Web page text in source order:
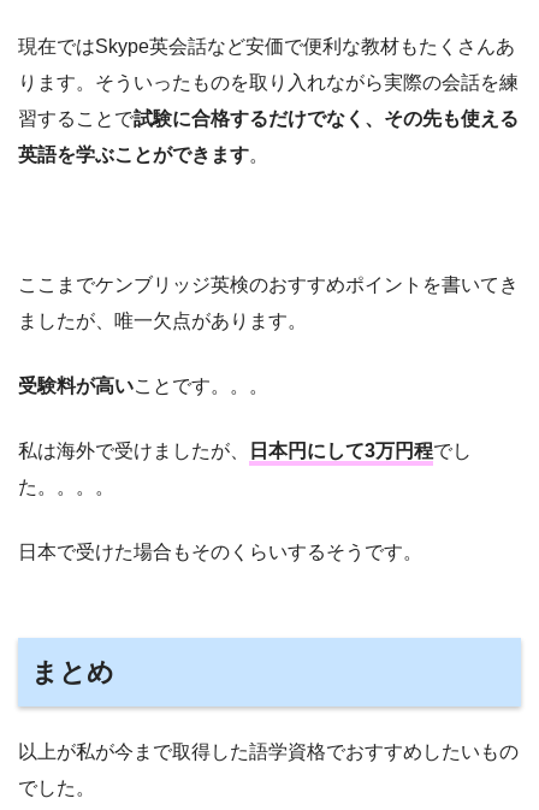
現在ではSkype英会話など安価で便利な教材もたくさんあ
ります。そういったものを取り入れながら実際の会話を練
習することで試験に合格するだけでなく、その先も使える
英語を学ぶことができます。
ここまでケンブリッジ英検のおすすめポイントを書いてき
ましたが、唯一欠点があります。
受験料が高いことです。。。
私は海外で受けましたが、 日本円にして3万円程でし
た。。。。
日本で受けた場合もそのくらいするそうです。
まとめ
以上が私が今まで取得した語学資格でおすすめしたいもの
でした。